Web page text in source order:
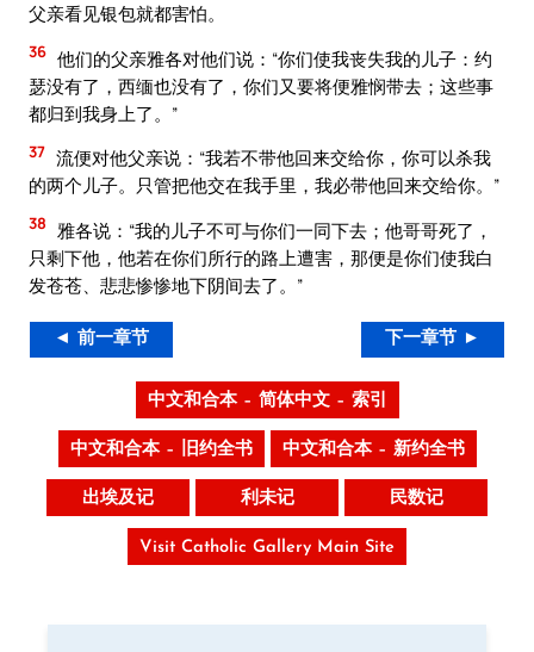
父亲看见银包就都害怕。
36 他们的父亲雅各对他们说：“你们使我丧失我的儿子：约
瑟没有了，西缅也没有了，你们又要将便雅悯带去；这些事
都归到我身上了。”
37 流便对他父亲说：“我若不带他回来交给你，你可以杀我
的两个儿子。只管把他交在我手里，我必带他回来交给你。”
38
雅各说：“我的儿子不可与你们一同下去；他哥哥死了，
只剩下他，他若在你们所行的路上遭害，那便是你们使我白
发苍苍、悲悲惨惨地下阴间去了。”
◄ 前一章节 下一章节 ►
中文和合本 – 简体中文 – 索引
中文和合本 – 旧约全书 中文和合本 – 新约全书
出埃及记 利未记 民数记
Visit Catholic Gallery Main Site